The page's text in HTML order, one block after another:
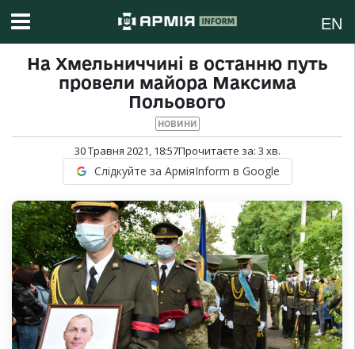
EN
На Хмельниччині в останню путь
провели майора Максима
Польового
НОВИНИ
30 Травня 2021, 18:57Прочитаєте за: 3 хв.
Слідкуйте за АрміяInform в Google